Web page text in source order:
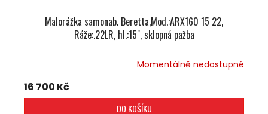
Malorážka samonab. Beretta,Mod.:ARX160 15 22,
Ráže:.22LR, hl.:15", sklopná pažba
Momentálně nedostupné
16 700 Kč
DO KOŠÍKU